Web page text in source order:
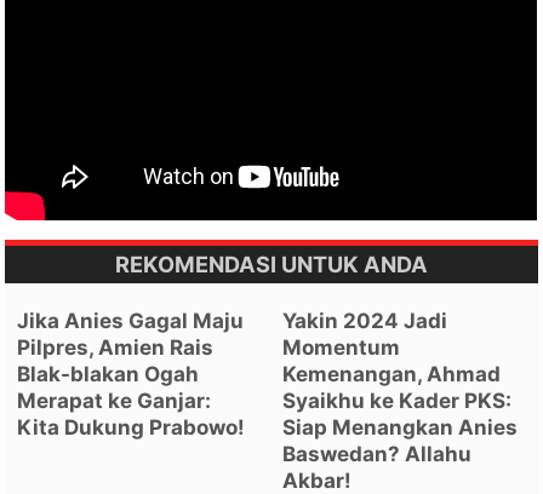
REKOMENDASI UNTUK ANDA
Jika Anies Gagal Maju
Pilpres, Amien Rais
Blak-blakan Ogah
Merapat ke Ganjar:
Kita Dukung Prabowo!
Yakin 2024 Jadi
Momentum
Kemenangan, Ahmad
Syaikhu ke Kader PKS:
Siap Menangkan Anies
Baswedan? Allahu
Akbar!